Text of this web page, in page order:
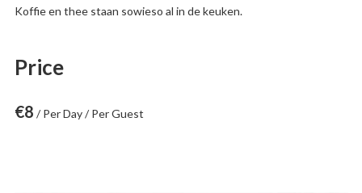
Koffie en thee staan sowieso al in de keuken.
Price
€8 / Per Day / Per Guest